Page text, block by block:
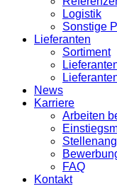
Logistik
Sonstige
Lieferanten
Sortiment
News
Karriere
Arbeiten
FAQ
Kontakt